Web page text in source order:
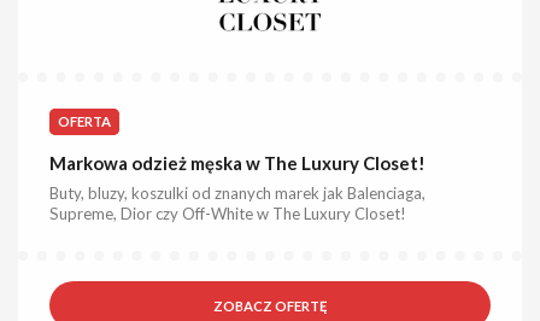
OFERTA
Markowa odzież męska w The Luxury Closet!
Buty, bluzy, koszulki od znanych marek jak Balenciaga,
Supreme, Dior czy Off-White w The Luxury Closet!
ZOBACZ OFERTĘ